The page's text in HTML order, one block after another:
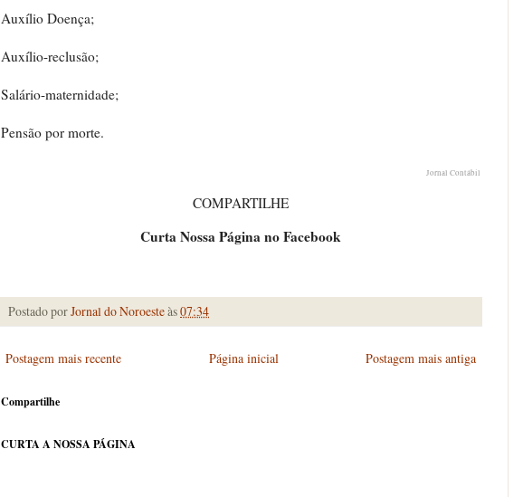
Auxílio Doença;
Auxílio-reclusão;
Salário-maternidade;
Pensão por morte.
Jornal Contábil
COMPARTILHE
Curta Nossa Página no Facebook
Postado porJornal do Noroesteàs07:34
Postagem mais recente Postagem mais antiga
Página inicial
Compartilhe
CURTA A NOSSA PÁGINA